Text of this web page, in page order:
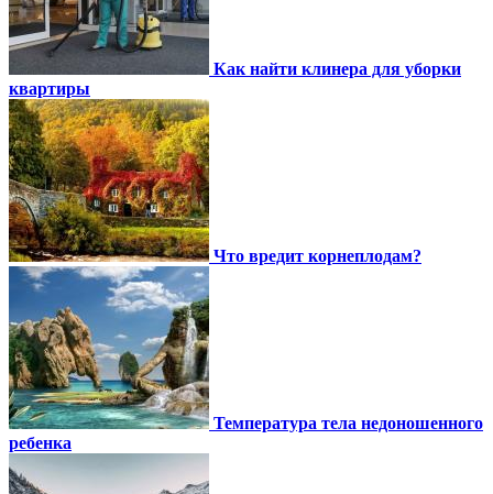
Как найти клинера для уборки
квартиры
Что вредит корнеплодам?
Температура тела недоношенного
ребенка